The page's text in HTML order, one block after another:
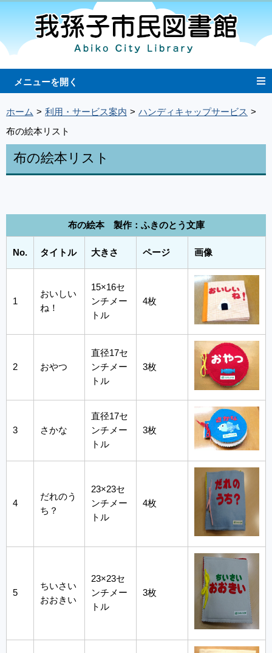
ホーム 利用・サービス案内
ハンディキャップサービス
布の絵本リスト
布の絵本リスト
布の絵本 製作：ふきのとう文庫
No. タイトル 大きさ ページ 画像
1
おいしい
ね！
15×16セ
ンチメー
トル
4枚
2 おやつ
直径17セ
ンチメー
トル
3枚
3 さかな
直径17セ
ンチメー
トル
3枚
4
だれのう
ち？
23×23セ
ンチメー
トル
4枚
5
ちいさい
おおきい
23×23セ
ンチメー
トル
3枚